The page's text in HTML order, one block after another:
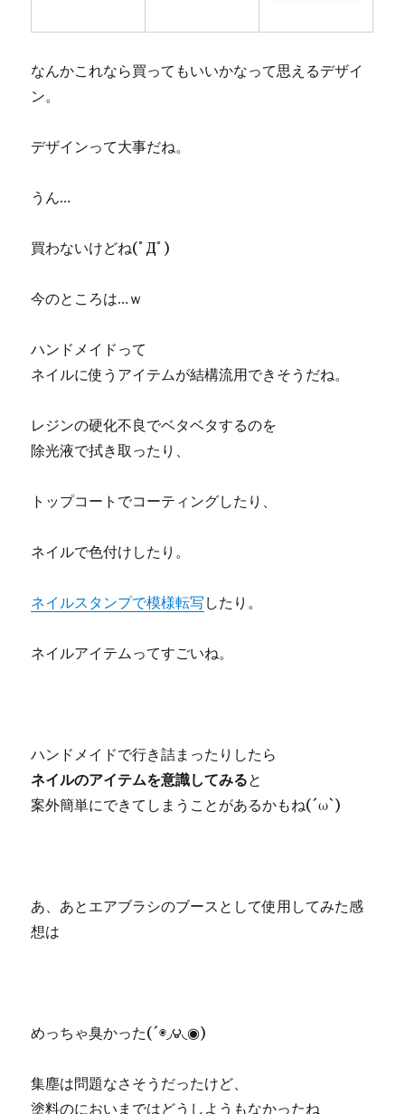
なんかこれなら買ってもいいかなって思えるデザイ
ン。
デザインって大事だね。
うん…
買わないけどね(ﾟДﾟ)
今のところは…ｗ
ハンドメイドって
ネイルに使うアイテムが結構流用できそうだね。
レジンの硬化不良でベタベタするのを
除光液で拭き取ったり、
トップコートでコーティングしたり、
ネイルで色付けしたり。
ネイルスタンプで模様転写 したり。
ネイルアイテムってすごいね。
ハンドメイドで行き詰まったりしたら
ネイルのアイテムを意識してみると
案外簡単にできてしまうことがあるかもね(´ω`)
あ、あとエアブラシのブースとして使用してみた感
想は
めっちゃ臭かった(´◉◞౪◟◉)
集塵は問題なさそうだったけど、
塗料のにおいまではどうしようもなかったね